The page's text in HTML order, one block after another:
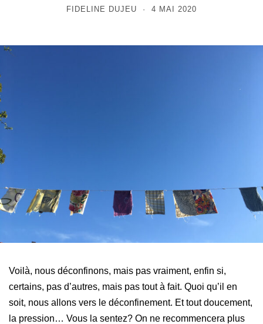
FIDELINE DUJEU 4 MAI 2020
Voilà, nous déconfinons, mais pas vraiment, enfin si,
certains, pas d’autres, mais pas tout à fait. Quoi qu’il en
soit, nous allons vers le déconfinement. Et tout doucement,
la pression… Vous la sentez? On ne recommencera plus